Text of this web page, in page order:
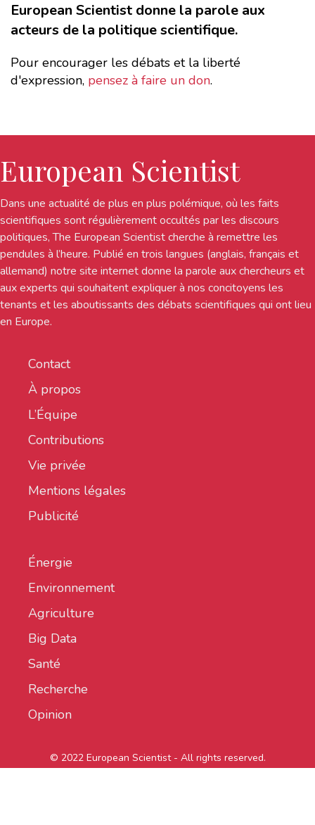
European Scientist donne la parole aux
acteurs de la politique scientifique.
Pour encourager les débats et la liberté
d'expression, pensez à faire un don.
European Scientist
Dans une actualité de plus en plus polémique, où les faits
scientifiques sont régulièrement occultés par les discours
politiques, The European Scientist cherche à remettre les
pendules à l’heure. Publié en trois langues (anglais, français et
allemand) notre site internet donne la parole aux chercheurs et
aux experts qui souhaitent expliquer à nos concitoyens les
tenants et les aboutissants des débats scientifiques qui ont lieu
en Europe.
Contact
À propos
L’Équipe
Contributions
Vie privée
Mentions légales
Publicité
Énergie
Environnement
Agriculture
Big Data
Santé
Recherche
Opinion
© 2022 European Scientist - All rights reserved.